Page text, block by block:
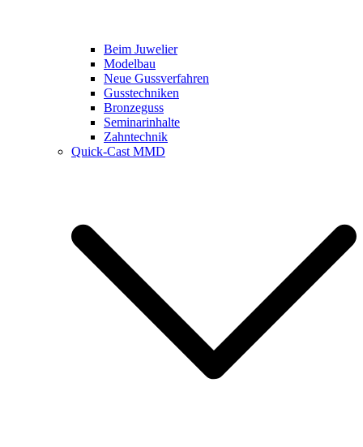
Beim Juwelier
Modelbau
Neue Gussverfahren
Gusstechniken
Bronzeguss
Seminarinhalte
Zahntechnik
Quick-Cast MMD